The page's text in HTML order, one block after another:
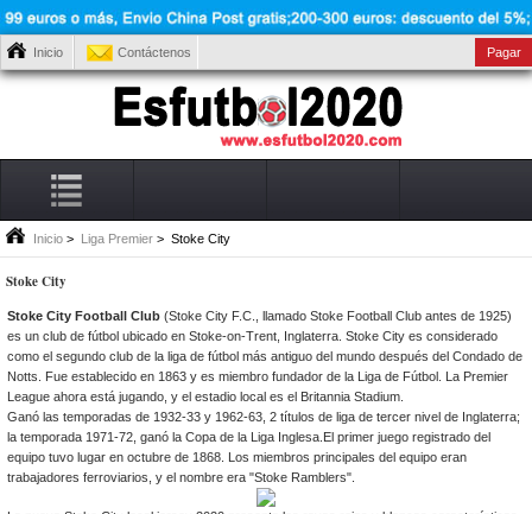
Inicio Contáctenos Pagar
Inicio > Liga Premier > Stoke City
Stoke City
Stoke City Football Club(Stoke City F.C., llamado Stoke Football Club antes de 1925)
es un club de fútbol ubicado en Stoke-on-Trent, Inglaterra. Stoke City es considerado
como el segundo club de la liga de fútbol más antiguo del mundo después del Condado de
Notts. Fue establecido en 1863 y es miembro fundador de la Liga de Fútbol. La Premier
League ahora está jugando, y el estadio local es el Britannia Stadium.
Ganó las temporadas de 1932-33 y 1962-63, 2 títulos de liga de tercer nivel de Inglaterra;
la temporada 1971-72, ganó la Copa de la Liga Inglesa.El primer juego registrado del
equipo tuvo lugar en octubre de 1868. Los miembros principales del equipo eran
trabajadores ferroviarios, y el nombre era "Stoke Ramblers".